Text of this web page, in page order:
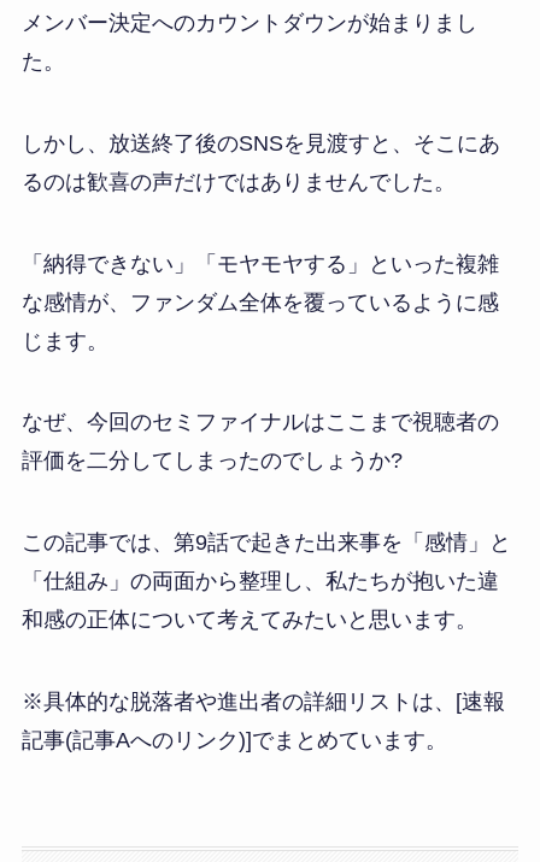
メンバー決定へのカウントダウンが始まりまし
た。
しかし、放送終了後のSNSを見渡すと、そこにあ
るのは歓喜の声だけではありませんでした。
「納得できない」「モヤモヤする」といった複雑
な感情が、ファンダム全体を覆っているように感
じます。
なぜ、今回のセミファイナルはここまで視聴者の
評価を二分してしまったのでしょうか?
この記事では、第9話で起きた出来事を「感情」と
「仕組み」の両面から整理し、私たちが抱いた違
和感の正体について考えてみたいと思います。
※具体的な脱落者や進出者の詳細リストは、[速報
記事(記事Aへのリンク)]でまとめています。